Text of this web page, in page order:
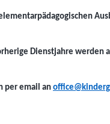
Dienstjahre werden
per email an